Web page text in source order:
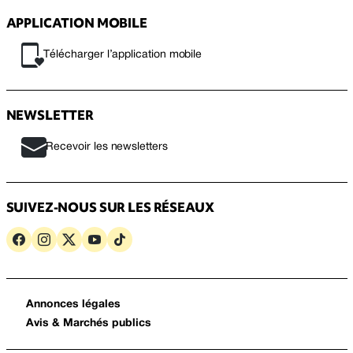
APPLICATION MOBILE
Télécharger l’application mobile
NEWSLETTER
Recevoir les newsletters
SUIVEZ-NOUS SUR LES RÉSEAUX
Annonces légales
Avis & Marchés publics